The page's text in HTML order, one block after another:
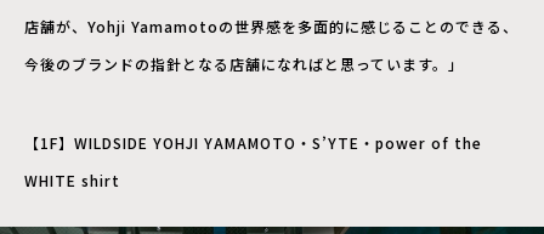
店舗が、Yohji Yamamotoの世界感を多面的に感じることのできる、
今後のブランドの指針となる店舗になればと思っています。」
【1F】WILDSIDE YOHJI YAMAMOTO・S’YTE・power of the
WHITE shirt